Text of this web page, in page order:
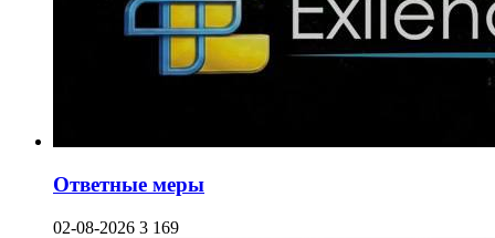
Ответные меры
02-08-2026 3 169